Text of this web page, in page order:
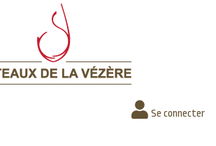
Aller
au
contenu
principal
Se connecter